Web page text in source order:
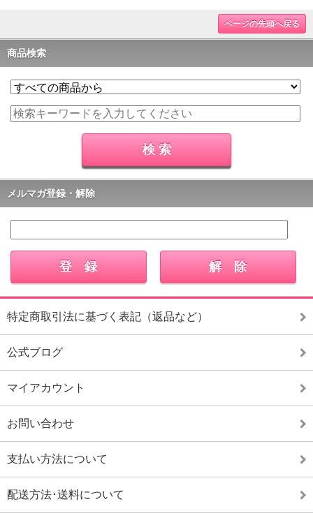
ページの先頭へ戻る
商品検索
メルマガ登録・解除
特定商取引法に基づく表記（返品など）
公式ブログ
マイアカウント
お問い合わせ
支払い方法について
配送方法･送料について